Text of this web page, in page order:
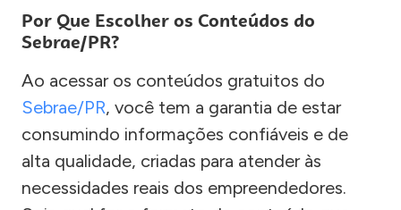
Por Que Escolher os Conteúdos do
Sebrae/PR?
Ao acessar os conteúdos gratuitos do
Sebrae/PR, você tem a garantia de estar
consumindo informações confiáveis e de
alta qualidade, criadas para atender às
necessidades reais dos empreendedores.